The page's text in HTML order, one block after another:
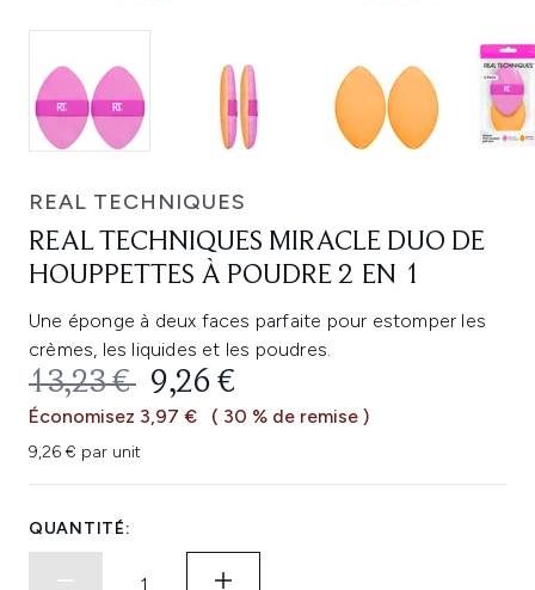
REAL TECHNIQUES
REAL TECHNIQUES MIRACLE DUO DE
HOUPPETTES À POUDRE 2 EN 1
Une éponge à deux faces parfaite pour estomper les
crèmes, les liquides et les poudres.
PRIX DE VENTE :
13,23 € PRIX ​​ACTUEL :
9,26 €
Économisez 3,97 € ( 30 % de remise )
9,26 € par unit
QUANTITÉ: